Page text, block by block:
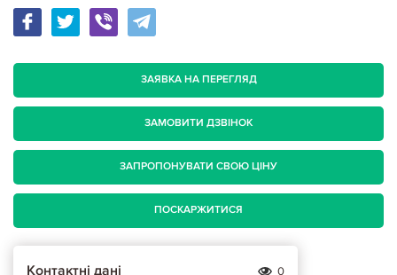
ЗАЯВКА НА ПЕРЕГЛЯД
ЗАМОВИТИ ДЗВІНОК
ЗАПРОПОНУВАТИ СВОЮ ЦІНУ
ПОСКАРЖИТИСЯ
Контактні дані 0